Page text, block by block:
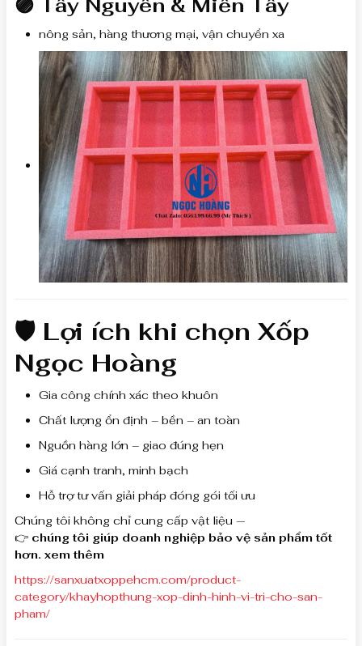
🟣 Tây Nguyên & Miền Tây
nông sản, hàng thương mại, vận chuyển xa
🛡 Lợi ích khi chọn Xốp
Ngọc Hoàng
Gia công chính xác theo khuôn
Chất lượng ổn định – bền – an toàn
Nguồn hàng lớn – giao đúng hẹn
Giá cạnh tranh, minh bạch
Hỗ trợ tư vấn giải pháp đóng gói tối ưu
Chúng tôi không chỉ cung cấp vật liệu —
👉 chúng tôi giúp doanh nghiệp bảo vệ sản phẩm tốt
hơn. xem thêm
https://sanxuatxoppehcm.com/product-
category/khayhopthung-xop-dinh-hinh-vi-tri-cho-san-
pham/